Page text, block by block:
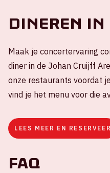
Dineren in
Maak je concertervaring
diner in de Johan Cruijff
onze restaurants voordat
vind je het menu voor die
LEES MEER EN RESERVEER
FAQ